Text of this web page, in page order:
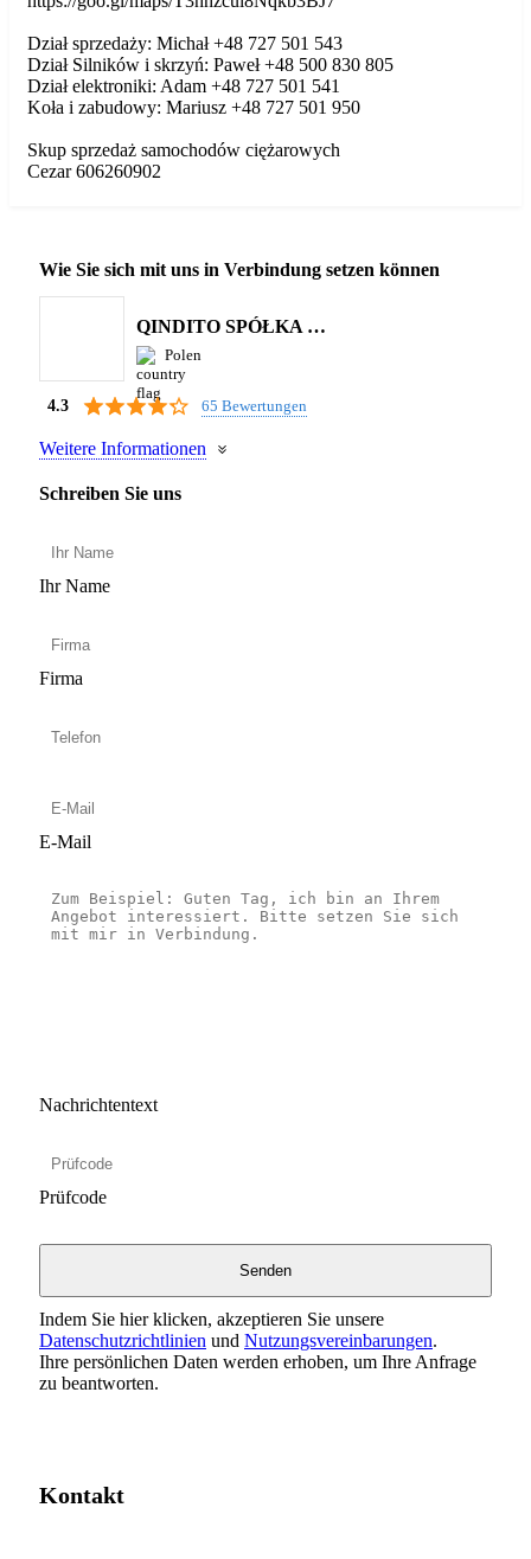
Dział sprzedaży: Michał +48 727 501 543
Dział Silników i skrzyń: Paweł +48 500 830 805
Dział elektroniki: Adam +48 727 501 541
Koła i zabudowy: Mariusz +48 727 501 950
Skup sprzedaż samochodów ciężarowych
Cezar 606260902
Wie Sie sich mit uns in Verbindung setzen können
QINDITO SPÓŁKA Z OGRANICZONĄ ODPOWIEDZIALNOŚCIĄ
Polen
4.3 65 Bewertungen
Weitere Informationen
Schreiben Sie uns
Ihr Name
Firma
E-Mail
Nachrichtentext
Prüfcode
Indem Sie hier klicken, akzeptieren Sie unsere
Datenschutzrichtlinien und Nutzungsvereinbarungen.
Ihre persönlichen Daten werden erhoben, um Ihre Anfrage
zu beantworten.
Kontakt